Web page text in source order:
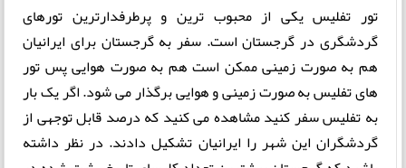
تور تفلیس یکی از محبوب ترین و پرطرفدارترین تورهای
گردشگری در گرجستان است. سفر به گرجستان برای ایرانیان
هم به صورت زمینی ممکن است هم به صورت هوایی پس تور
های تفلیس به صورت زمینی و هوایی برگذار می شود. اگر یک بار
به تفلیس سفر کنید مشاهده می کنید که درصد قابل توجهی از
گردشگران این شهر را ایرانیان تشکیل دادند. در نظر داشته